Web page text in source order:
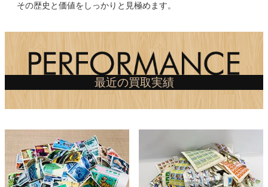
その歴史と価値をしっかりと見極めます。
最近の買取実績